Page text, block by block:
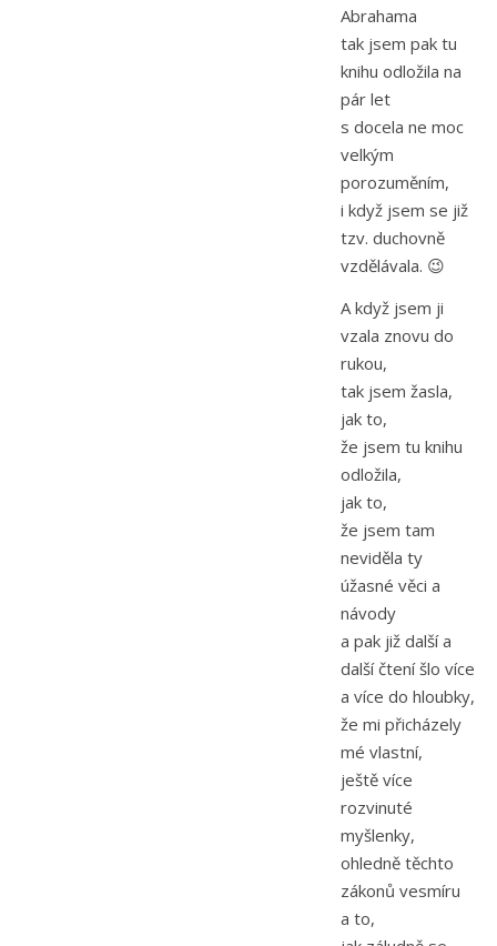
Abrahama
tak jsem pak tu
knihu odložila na
pár let
s docela ne moc
velkým
porozuměním,
i když jsem se již
tzv. duchovně
vzdělávala. 😉
A když jsem ji
vzala znovu do
rukou,
tak jsem žasla,
jak to,
že jsem tu knihu
odložila,
jak to,
že jsem tam
neviděla ty
úžasné věci a
návody
a pak již další a
další čtení šlo více
a více do hloubky,
že mi přicházely
mé vlastní,
ještě více
rozvinuté
myšlenky,
ohledně těchto
zákonů vesmíru
a to,